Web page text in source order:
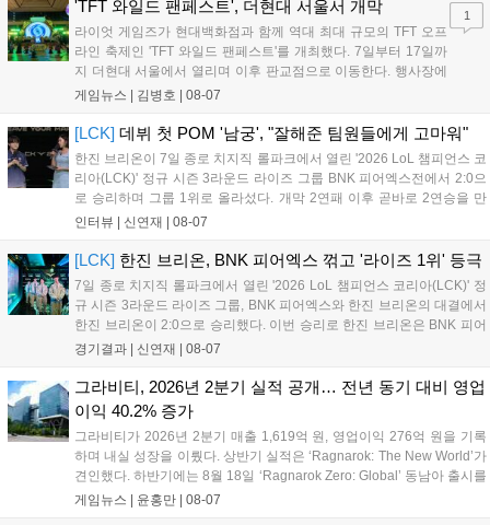
거리를 제공하며, 이후 현대백화점 판교점에서도 행사가 이어질 예정입
니다. 연말에는 라스베이거스 오픈이 개최됩니다....
'TFT 와일드 팬페스트', 더현대 서울서 개막
라이엇 게임즈가 현대백화점과 함께 역대 최대 규모의 TFT 오프
라인 축제인 'TFT 와일드 팬페스트'를 개최했다. 7일부터 17일까
지 더현대 서울에서 열리며 이후 판교점으로 이동한다. 행사장에
는 체험, 스페셜, 무대 존이 마련됐으며 8일 오후 2시 인비테이셔
연 등 다채로운 일정이 준비되어 있다. 사전 예약은 조기 마감될
게임뉴스 | 김병호 | 08-07
1
[LCK] 데뷔 첫 POM '남궁', "잘해준 팀원들에게 고마워"
한진 브리온이 7일 종로 치지직 롤파크에서 열린 '2026 LoL 챔피언스 코
리아(LCK)' 정규 시즌 3라운드 라이즈 그룹 BNK 피어엑스전에서 2:0으
로 승리하며 그룹 1위로 올라섰다. 개막 2연패 이후 곧바로 2연승을 만
들어내면서 이어질 4라운드에 대한 기대감을 올렸다. 다음은 이날 데뷔
인터뷰 | 신연재 | 08-07
[LCK] 한진 브리온, BNK 피어엑스 꺾고 '라이즈 1위' 등극
7일 종로 치지직 롤파크에서 열린 '2026 LoL 챔피언스 코리아(LCK)' 정
규 시즌 3라운드 라이즈 그룹, BNK 피어엑스와 한진 브리온의 대결에서
한진 브리온이 2:0으로 승리했다. 이번 승리로 한진 브리온은 BNK 피어
엑스를 제치고 라이즈 그룹 1위로 올라섰다. 1세트, 한진 브리온이 '로머'
경기결과 | 신연재 | 08-07
그라비티, 2026년 2분기 실적 공개… 전년 동기 대비 영업
이익 40.2% 증가
그라비티가 2026년 2분기 매출 1,619억 원, 영업이익 276억 원을 기록
하며 내실 성장을 이뤘다. 상반기 실적은 ‘Ragnarok: The New World’가
견인했다. 하반기에는 8월 18일 ‘Ragnarok Zero: Global’ 동남아 출시를
시작으로 9월 3일 ‘달려라 헤베레케 EX’, 9월 22일 ‘갈바테인’ 등 다양한
게임뉴스 | 윤홍만 | 08-07